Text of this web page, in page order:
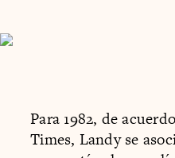
Para 1982, de
Times, Landy se